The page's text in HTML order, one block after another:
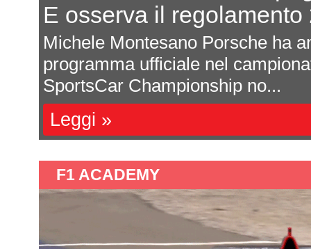
E osserva il
Michele Montesano Porsche ha
programma ufficiale nel
SportsCar Championship no...
Leggi »
F1 ACADEMY